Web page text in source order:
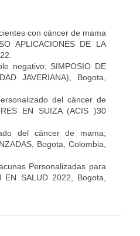
con cáncer de mama
APLICACIONES DE LA
negativo; SIMPOSIO DE
JAVERIANA), Bogota,
del cáncer de
EN SUIZA (ACIS )30
del cáncer de mama;
Bogota, Colombia,
Personalizadas para
SALUD 2022, Bogota,